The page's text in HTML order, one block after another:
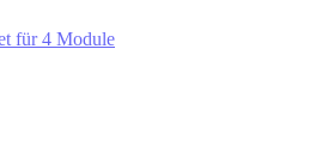
für 4 Module